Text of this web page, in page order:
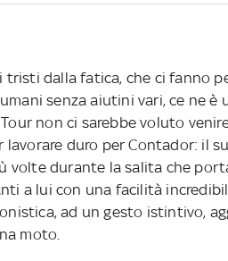
tristi dalla fatica, che ci fanno
senza aiutini vari, ce ne è
non ci sarebbe voluto
lavorare duro per Contador: il
volte durante la salita che
a lui con una facilità
ad un gesto istintivo,
moto.